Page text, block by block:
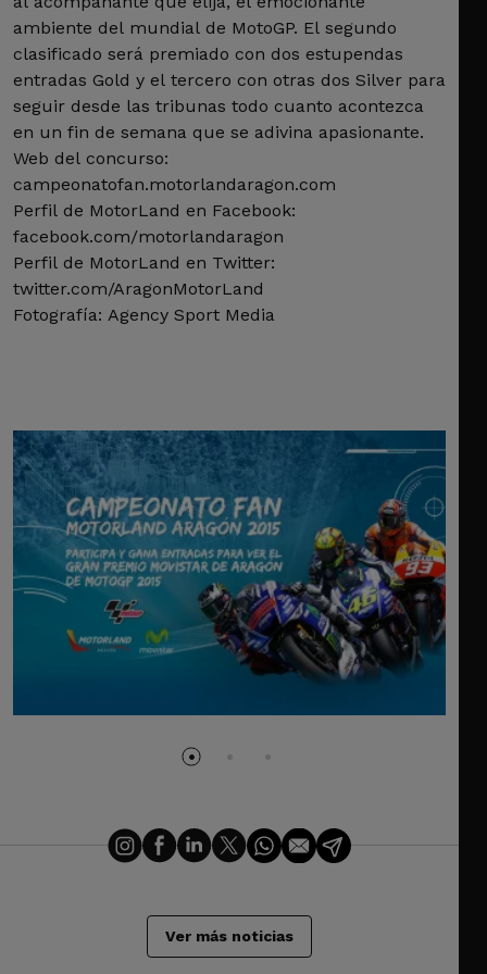
ambiente del mundial de MotoGP. El segundo
clasificado será premiado con dos estupendas
entradas Gold y el tercero con otras dos Silver para
seguir desde las tribunas todo cuanto acontezca
en un fin de semana que se adivina apasionante.
Web del concurso:
campeonatofan.motorlandaragon.com
Perfil de MotorLand en Facebook:
facebook.com/motorlandaragon
Perfil de MotorLand en Twitter:
twitter.com/AragonMotorLand
Fotografía: Agency Sport Media
Ver más noticias